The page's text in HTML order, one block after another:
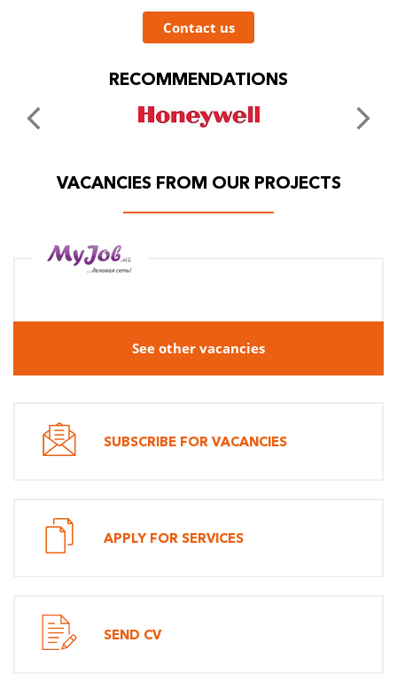
Contact us
RECOMMENDATIONS
VACANCIES FROM OUR PROJECTS
See other vacancies
SUBSCRIBE FOR VACANCIES
APPLY FOR SERVICES
SEND CV